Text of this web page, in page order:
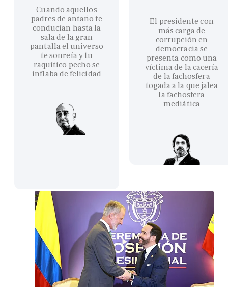
Cuando aquellos
padres de antaño te
conducían hasta la
sala de la gran
pantalla el universo
te sonreía y tu
raquítico pecho se
inflaba de felicidad
El presidente con
más carga de
corrupción en
democracia se
presenta como una
víctima de la cacería
de la fachosfera
togada a la que jalea
la fachosfera
mediática